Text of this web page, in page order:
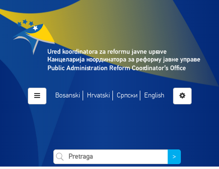
Bosanski Hrvatski Српски English
>